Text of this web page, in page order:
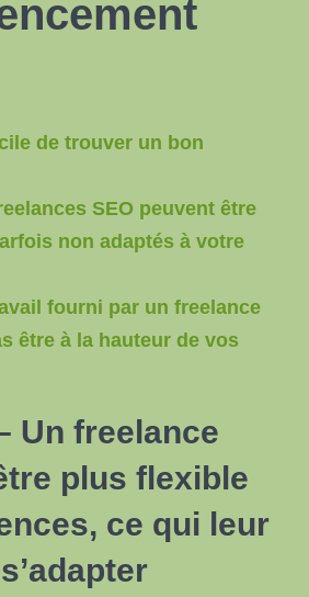
de trouver un bon
SEO peuvent être
non adaptés à votre
fourni par un freelance
être à la hauteur de vos
Un freelance
plus flexible
ce qui leur